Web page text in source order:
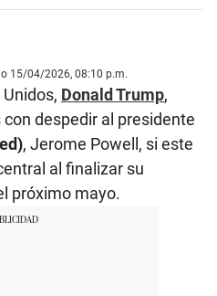
15/04/2026, 08:10 p.m.
Donald Trump,
despedir al presidente
, Jerome Powell, si este
al finalizar su
próximo mayo.